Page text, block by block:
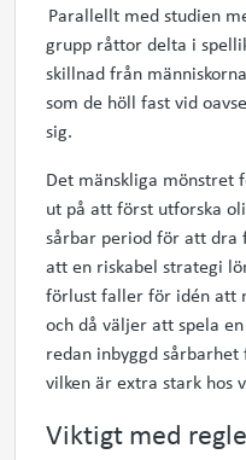
Parallellt med studien
grupp råttor delta i
skillnad från
som de höll fast vid
sig.
Det mänskliga mönstret
ut på att först utforska
sårbar period för att dra
att en riskabel strategi
förlust faller för idén att
och då väljer att spela
redan inbyggd
vilken är extra stark hos
Viktigt med